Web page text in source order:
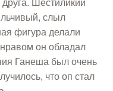
друга. Шестиликий
слыл
фигура делали
он обладал
Ганеша был очень
что оп стал